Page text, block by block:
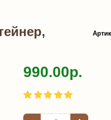
990.00р.